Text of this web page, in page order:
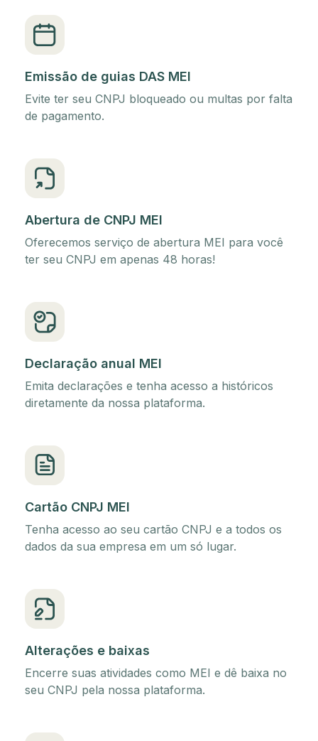
Emissão de guias DAS MEI
Evite ter seu CNPJ bloqueado ou multas por falta
de pagamento.
Abertura de CNPJ MEI
Oferecemos serviço de abertura MEI para você
ter seu CNPJ em apenas 48 horas!
Declaração anual MEI
Emita declarações e tenha acesso a históricos
diretamente da nossa plataforma.
Cartão CNPJ MEI
Tenha acesso ao seu cartão CNPJ e a todos os
dados da sua empresa em um só lugar.
Alterações e baixas
Encerre suas atividades como MEI e dê baixa no
seu CNPJ pela nossa plataforma.